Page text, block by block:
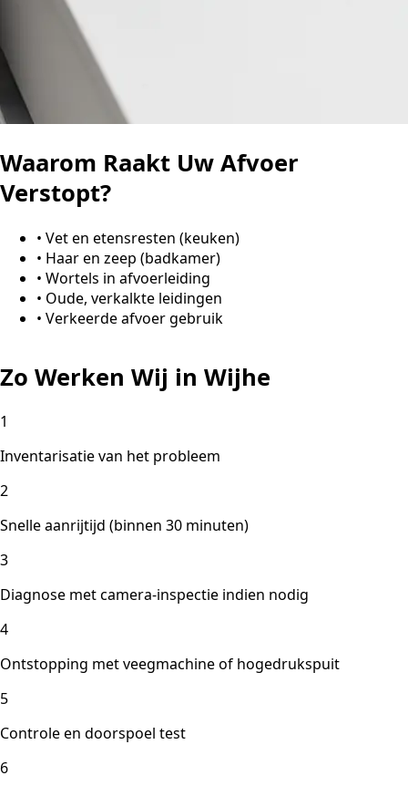
Waarom Raakt Uw Afvoer
Verstopt?
• Vet en etensresten (keuken)
• Haar en zeep (badkamer)
• Wortels in afvoerleiding
• Oude, verkalkte leidingen
• Verkeerde afvoer gebruik
Zo Werken Wij in Wijhe
1
Inventarisatie van het probleem
2
Snelle aanrijtijd (binnen 30 minuten)
3
Diagnose met camera-inspectie indien nodig
4
Ontstopping met veegmachine of hogedrukspuit
5
Controle en doorspoel test
6